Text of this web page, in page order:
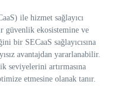
ile hizmet sağlayıcı
güvenlik ekosistemine ve
bir SECaaS sağlayıcısına
avantajdan yararlanabilir.
seviyelerini artırmasına
etmesine olanak tanır.